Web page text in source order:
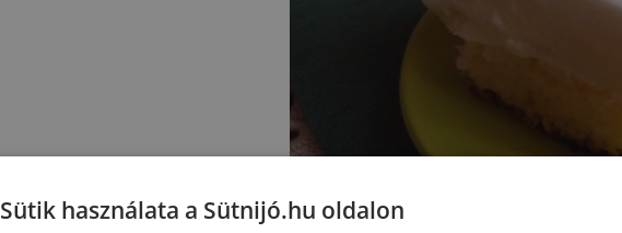
Sütik használata a Sütnijó.hu oldalon